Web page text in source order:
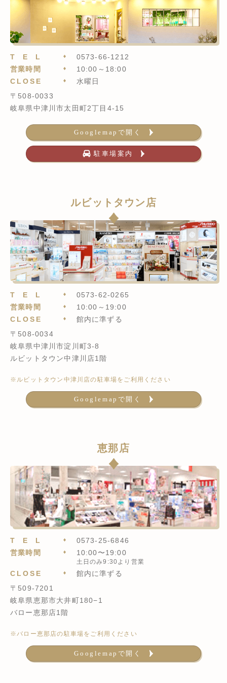
TEL
0573-66-1212
営業時間
10:00～18:00
CLOSE
水曜日
〒508-0033
岐阜県中津川市太田町2丁目4-15
Googlemapで開く
駐車場案内
ルビットタウン店
TEL
0573-62-0265
営業時間
10:00～19:00
CLOSE
館内に準ずる
〒508-0034
岐阜県中津川市淀川町3-8
ルビットタウン中津川店1階
※ルビットタウン中津川店の駐車場をご利用ください
Googlemapで開く
恵那店
TEL
0573-25-6846
営業時間
10:00〜19:00
土日のみ9:30より営業
CLOSE
館内に準ずる
〒509-7201
岐阜県恵那市大井町180−1
バロー恵那店1階
※バロー恵那店の駐車場をご利用ください
Googlemapで開く